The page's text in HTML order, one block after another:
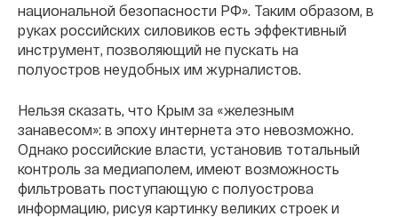
национальной безопасности РФ». Таким образом, в
руках российских силовиков есть эффективный
инструмент, позволяющий не пускать на
полуостров неудобных им журналистов.
Нельзя сказать, что Крым за «железным
занавесом»: в эпоху интернета это невозможно.
Однако российские власти, установив тотальный
контроль за медиаполем, имеют возможность
фильтровать поступающую с полуострова
информацию, рисуя картинку великих строек и